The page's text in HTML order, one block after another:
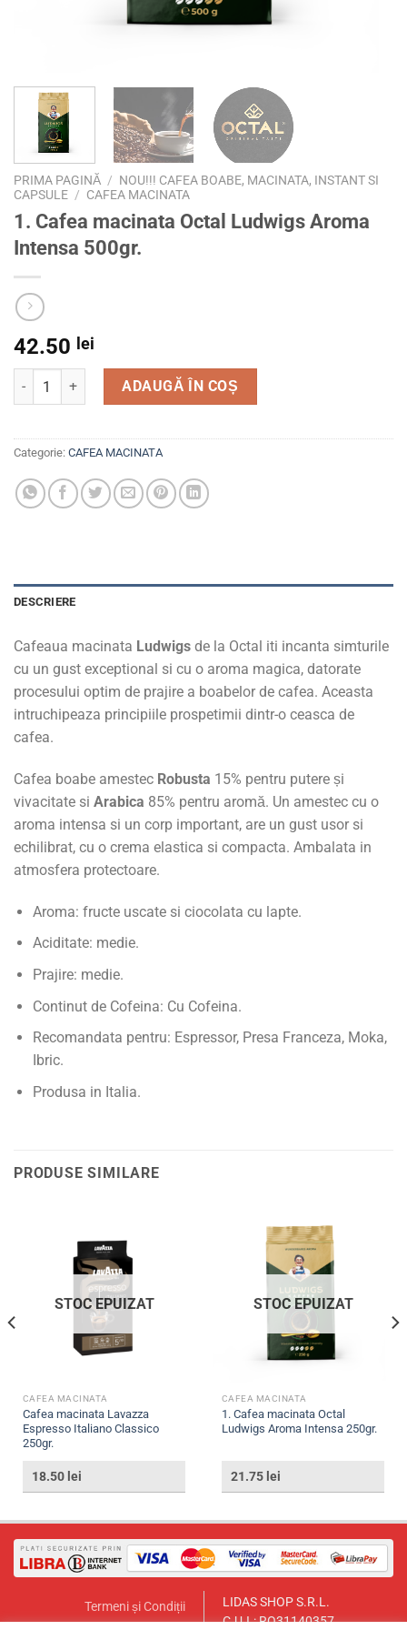
PRIMA PAGINĂ / NOU!!! CAFEA BOABE, MACINATA, INSTANT SI
CAPSULE / CAFEA MACINATA
1. Cafea macinata Octal Ludwigs Aroma
Intensa 500gr.
42.50 lei
Cantitate 1. Cafea macinata Octal Ludwigs Aroma Intensa
ADAUGĂ ÎN COȘ
Categorie: CAFEA MACINATA
DESCRIERE
Cafeaua macinata Ludwigs de la Octal iti incanta simturile
cu un gust exceptional si cu o aroma magica, datorate
procesului optim de prajire a boabelor de cafea. Aceasta
intruchipeaza principiile prospetimii dintr-o ceasca de
cafea.
Cafea boabe amestec Robusta 15% pentru putere și
vivacitate si Arabica 85% pentru aromă. Un amestec cu o
aroma intensa si un corp important, are un gust usor si
echilibrat, cu o crema elastica si compacta. Ambalata in
atmosfera protectoare.
Aroma: fructe uscate si ciocolata cu lapte.
Aciditate: medie.
Prajire: medie.
Continut de Cofeina: Cu Cofeina.
Recomandata pentru: Espressor, Presa Franceza, Moka,
Ibric.
Produsa in Italia.
PRODUSE SIMILARE
STOC EPUIZAT
CAFEA MACINATA
Cafea macinata Lavazza
Espresso Italiano Classico
250gr.
18.50 lei
STOC EPUIZAT
CAFEA MACINATA
1. Cafea macinata Octal
Ludwigs Aroma Intensa 250gr.
21.75 lei
Termeni și Condiții
LIDAS SHOP S.R.L.
C.U.I.: RO31140357